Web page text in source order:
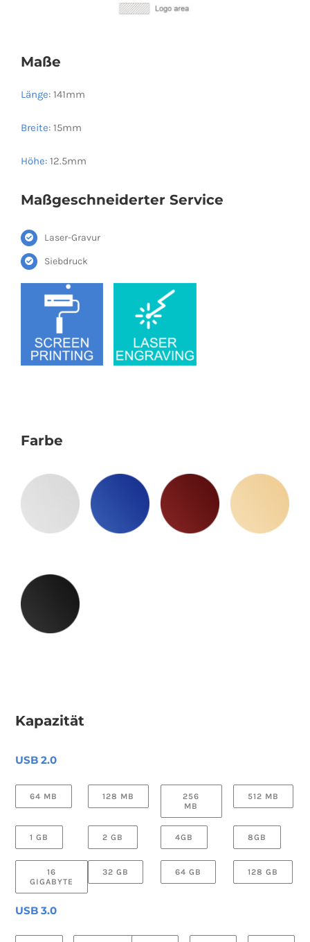
Maße
Länge: 141mm
Breite: 15mm
Höhe: 12.5mm
Maßgeschneiderter Service
Laser-Gravur
Siebdruck
Farbe
Kapazität
USB 2.0
64 MB 128 MB
256
MB
512 MB
1 GB 2 GB 4GB 8GB
16
GIGABYTE
32 GB 64 GB 128 GB
USB 3.0